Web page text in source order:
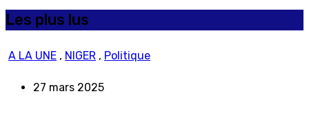
Les plus lus
A LA UNE , NIGER , Politique
27 mars 2025